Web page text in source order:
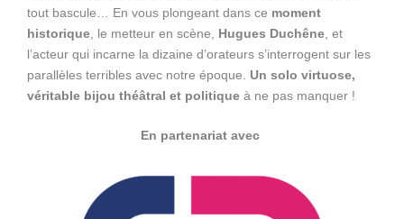
tout bascule… En vous plongeant dans ce moment
historique , le metteur en scène, Hugues Duchêne , et
l’acteur qui incarne la dizaine d’orateurs s’interrogent sur les
parallèles terribles avec notre époque. Un solo virtuose,
véritable bijou théâtral et politique à ne pas manquer !
En partenariat avec